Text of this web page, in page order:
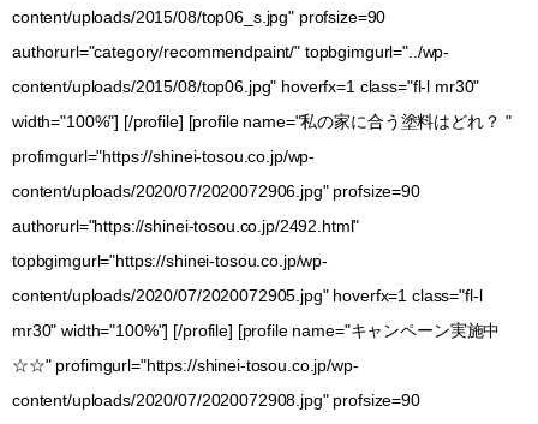
content/uploads/2015/08/top06_s.jpg" profsize=90
authorurl="category/recommendpaint/" topbgimgurl="../wp-
content/uploads/2015/08/top06.jpg" hoverfx=1 class="fl-l mr30"
width="100%"] [/profile] [profile name="私の家に合う塗料はどれ？ "
profimgurl="https://shinei-tosou.co.jp/wp-
content/uploads/2020/07/2020072906.jpg" profsize=90
authorurl="https://shinei-tosou.co.jp/2492.html"
topbgimgurl="https://shinei-tosou.co.jp/wp-
content/uploads/2020/07/2020072905.jpg" hoverfx=1 class="fl-l
mr30" width="100%"] [/profile] [profile name="キャンペーン実施中
☆☆" profimgurl="https://shinei-tosou.co.jp/wp-
content/uploads/2020/07/2020072908.jpg" profsize=90